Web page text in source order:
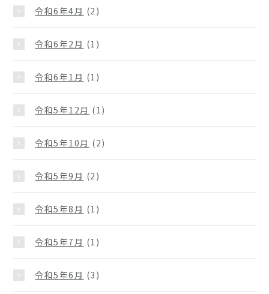
令和6年4月 (2)
令和6年2月 (1)
令和6年1月 (1)
令和5年12月 (1)
令和5年10月 (2)
令和5年9月 (2)
令和5年8月 (1)
令和5年7月 (1)
令和5年6月 (3)